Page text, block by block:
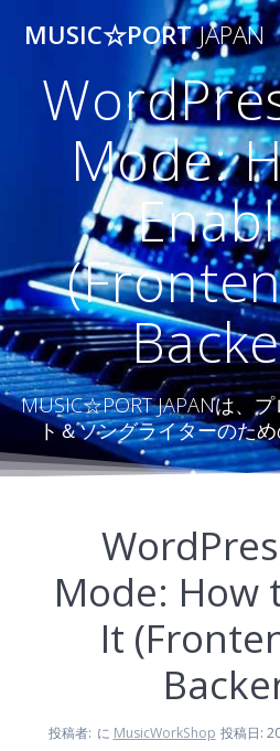
コ
ン
テ
ン
ツ
へ
ス
キ
ッ
プ
MUSIC☆PORTJAPAN
Mode:
MUSIC☆PORT JAPANは、
ト＆ソングライターのた
Mode: How
It
投稿者: に MusicWorkShop 投稿日: